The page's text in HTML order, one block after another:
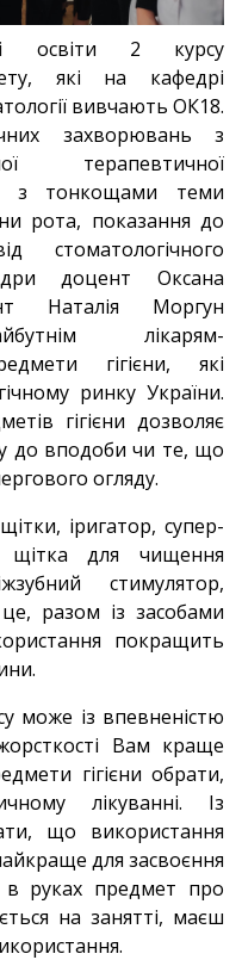
освіти 2 курсу
які на кафедрі
вивчають ОК18.
захворювань з
терапевтичної
з тонкощами теми
рота, показання до
стоматологічного
доцент Оксана
Наталія Моргун
лікарям-
гігієни, які
ринку України.
гігієни дозволяє
до вподоби чи те, що
огляду.
іригатор, супер-
щітка для чищення
стимулятор,
разом із засобами
покращить
може із впевненістю
Вам краще
гігієни обрати,
лікуванні. Із
що використання
для засвоєння
руках предмет про
на занятті, маєш